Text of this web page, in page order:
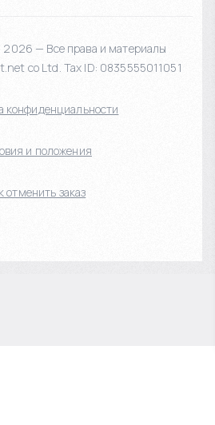
— Все права и материалы
co Ltd. Tax ID: 0835555011051
конфиденциальности
и положения
отменить заказ